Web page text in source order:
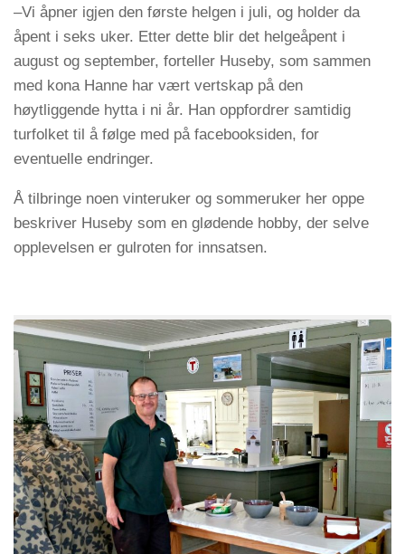
–Vi åpner igjen den første helgen i juli, og holder da
åpent i seks uker. Etter dette blir det helgeåpent i
august og september, forteller Huseby, som sammen
med kona Hanne har vært vertskap på den
høytliggende hytta i ni år. Han oppfordrer samtidig
turfolket til å følge med på facebooksiden, for
eventuelle endringer.
Å tilbringe noen vinteruker og sommeruker her oppe
beskriver Huseby som en glødende hobby, der selve
opplevelsen er gulroten for innsatsen.